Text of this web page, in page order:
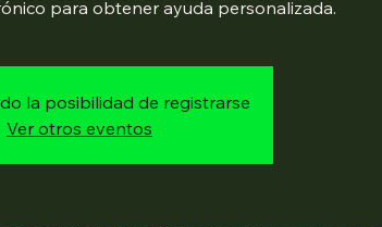
para obtener ayuda personalizada.
la posibilidad de registrarse
Ver otros eventos